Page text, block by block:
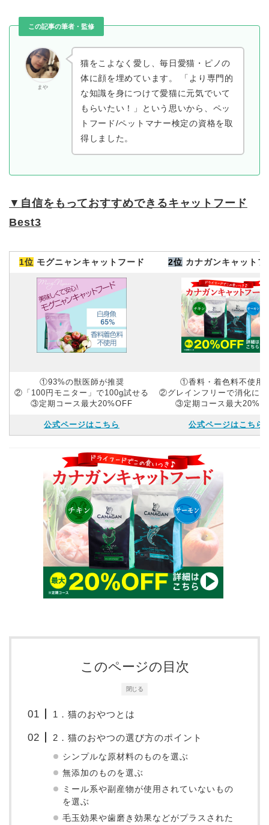
この記事の筆者・監修
まや
猫をこよなく愛し、毎日愛猫・ピノの
体に顔を埋めています。 「より専門的
な知識を身につけて愛猫に元気でいて
もらいたい！」という思いから、ペッ
トフード/ペットマナー検定の資格を取
得しました。
▼ 自信をもっておすすめできるキャットフード
Best3
1位 モグニャンキャットフード 2位 カナガンキャットフ
①93%の獣医師が推奨
②「100円モニター」で100g試せる
③定期コース最大20%OFF
①香料・着色料不使用
②グレインフリーで消化に
③定期コース最大
公式ページはこちら 公式ページはこちら
閉じる
このページの目次
1．猫のおやつとは
2．猫のおやつの選び方のポイント
シンプルな原材料のものを選ぶ
無添加のものを選ぶ
ミール系や副産物が使用されていないもの
を選ぶ
毛玉効果や歯磨き効果などがプラスされた